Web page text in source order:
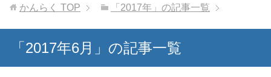
かんらく TOP 「2017年」の記事一覧
「2017年6月」の記事一覧